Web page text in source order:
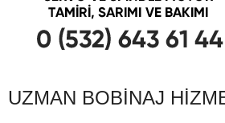
UZMAN BOBINAJ